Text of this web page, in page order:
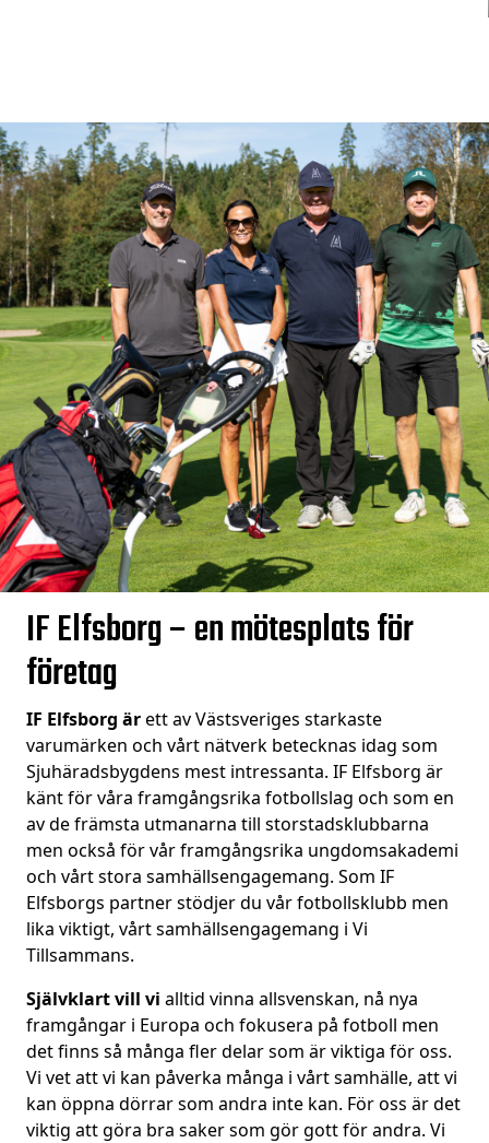
IF Elfsborg – en mötesplats för
företag
IF Elfsborg ärett av Västsveriges starkaste
varumärken och vårt nätverk betecknas idag som
Sjuhäradsbygdens mest intressanta. IF Elfsborg är
känt för våra framgångsrika fotbollslag och som en
av de främsta utmanarna till storstadsklubbarna
men också för vår framgångsrika ungdomsakademi
och vårt stora samhällsengagemang. Som IF
Elfsborgs partner stödjer du vår fotbollsklubb men
lika viktigt, vårt samhällsengagemang i Vi
Tillsammans.
Självklart vill vi alltid vinna allsvenskan, nå nya
framgångar i Europa och fokusera på fotboll men
det finns så många fler delar som är viktiga för oss.
Vi vet att vi kan påverka många i vårt samhälle, att vi
kan öppna dörrar som andra inte kan. För oss är det
viktig att göra bra saker som gör gott för andra. Vi